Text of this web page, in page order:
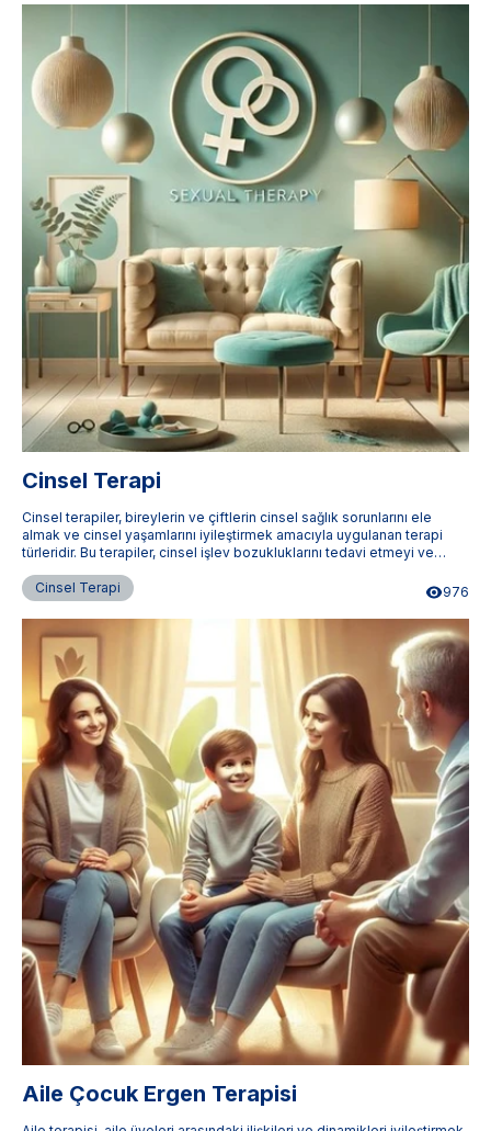
Cinsel Terapi
Cinsel terapiler, bireylerin ve çiftlerin cinsel sağlık sorunlarını ele
almak ve cinsel yaşamlarını iyileştirmek amacıyla uygulanan terapi
türleridir. Bu terapiler, cinsel işlev bozukluklarını tedavi etmeyi ve
Türkiye'nin dört bir yanındaki uzman cinsel terapistlere ulaşmanızı
sağlar.
Cinsel Terapi 976
Aile Çocuk Ergen Terapisi